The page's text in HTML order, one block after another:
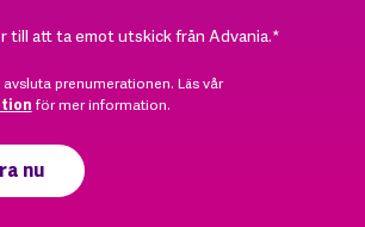
till att ta emot utskick från Advania.*
prenumerationen. Läs vår
för mer information.